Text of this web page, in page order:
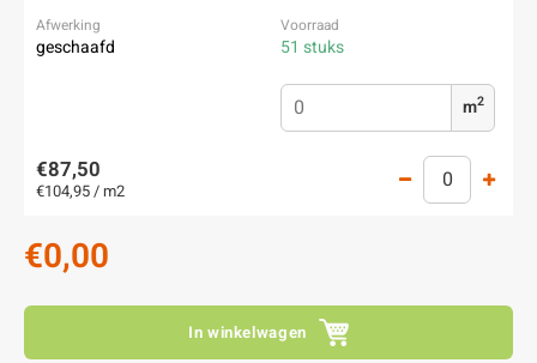
geschaafd 51 stuks
m2
€87,50
€104,95 / m2
€0,00
In winkelwagen